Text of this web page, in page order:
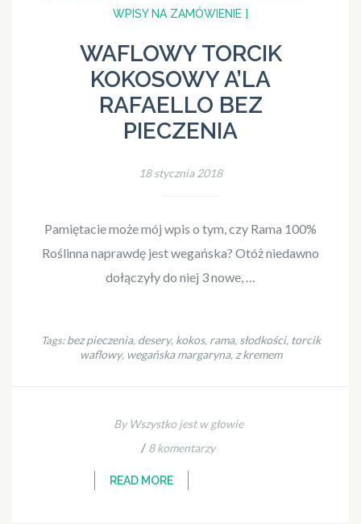
WPISY NA ZAMÓWIENIE ]
WAFLOWY TORCIK
KOKOSOWY A’LA
RAFAELLO BEZ
PIECZENIA
18 stycznia 2018
Pamiętacie może mój wpis o tym, czy Rama 100%
Roślinna naprawdę jest wegańska? Otóż niedawno
dołączyły do niej 3 nowe, …
Tags:bez pieczenia, desery, kokos, rama, słodkości, torcik
waflowy, wegańska margaryna, z kremem
By Wszystko jest w głowie
/ 8 komentarzy
READ MORE